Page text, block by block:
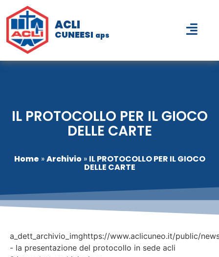
ACLI
CUNEESI aps
IL PROTOCOLLO PER IL GIOCO
DELLE CARTE
Home »Archivio» IL PROTOCOLLO PER IL GIOCO
DELLE CARTE
a_dett_archivio_imghttps://www.aclicuneo.it/public/
- la presentazione del protocollo in sede acli